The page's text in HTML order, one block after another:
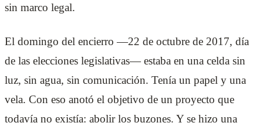
sin marco legal.
El domingo del encierro —22 de octubre de 2017, día
de las elecciones legislativas— estaba en una celda sin
luz, sin agua, sin comunicación. Tenía un papel y una
vela. Con eso anotó el objetivo de un proyecto que
todavía no existía: abolir los buzones. Y se hizo una